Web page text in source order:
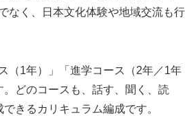
なく、日本文化体験や地域交流も行
（1年）」「進学コース（2年／1年
どのコースも、話す、聞く、読
きるカリキュラム編成です。